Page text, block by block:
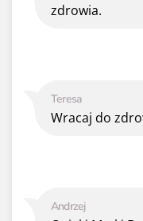
Andrzej
Teresa
Wracaj do
zdrowia.